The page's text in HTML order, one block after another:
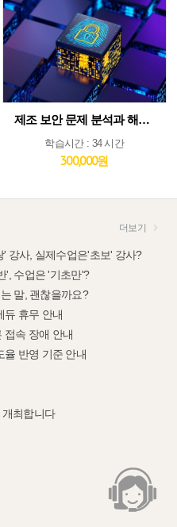
제조 보안 문제 분석과 해법 : IEC 62443 분석 및 구축 전략 집중 분석
학습시간 : 34 시간
300,000원
더보기
강사, 실제수업은'초보' 강사?
', 수업은 '기초만'?
말, 괜찮을까요?
듀 휴무 안내
접속 장애 안내
반영 기준 안내
최합니다